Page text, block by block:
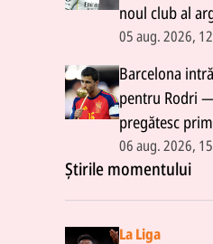
noul club al
05 aug. 2026,
Barcelona
pentru Rodri
pregătesc
06 aug. 2026,
Știrile momentului
La Liga